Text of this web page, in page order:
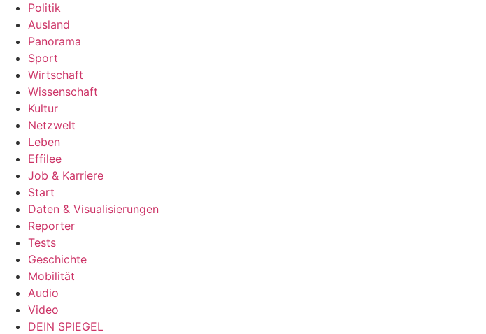
Politik
Ausland
Panorama
Sport
Wirtschaft
Wissenschaft
Kultur
Netzwelt
Leben
Effilee
Job & Karriere
Start
Daten & Visualisierungen
Reporter
Tests
Geschichte
Mobilität
Audio
Video
DEIN SPIEGEL